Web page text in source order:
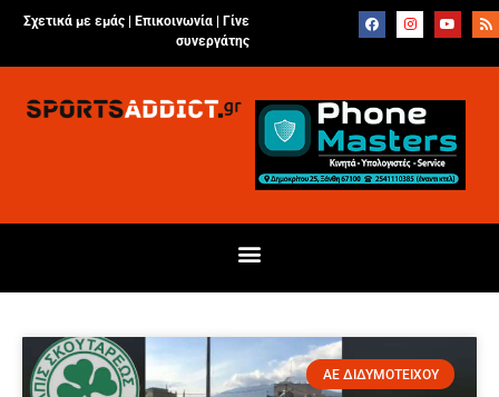
Σχετικά με εμάς | Επικοινωνία
Γίνε
συνεργάτης
ΑΕ ΔΙΔΥΜΟΤΕΙΧΟΥ